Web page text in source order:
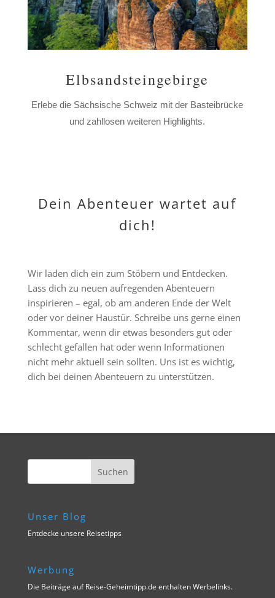
Elbsandsteingebirge
Erlebe die Sächsische Schweiz mit der Basteibrücke
und zahllosen weiteren Highlights.
Dein Abenteuer wartet auf
dich!
Wir laden dich ein zum Stöbern und Entdecken.
Lass dich zu neuen aufregenden Abenteuern
inspirieren – egal, ob am anderen Ende der Welt
oder vor deiner Haustür. Schreibe uns gerne einen
Kommentar, wenn dir etwas besonders gut oder
schlecht gefallen hat oder wenn Informationen
nicht mehr aktuell sein sollten. Uns ist es wichtig,
dich bei deinen Abenteuern zu unterstützen.
Unser Blog
Entdecke unsere Reisetipps
Werbung
Die Beiträge auf Reise-Geheimtipp.de enthalten Werbelinks.